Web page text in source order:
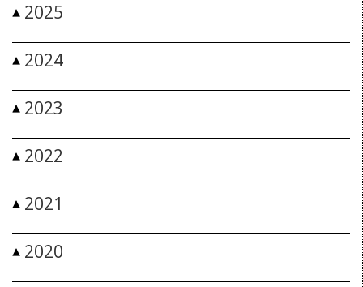
2025
2024
2023
2022
2021
2020